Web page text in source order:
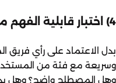
4) اختبار قابلية الفهم مع مستخدمين فعليين
بدل الاعتماد على رأي فريق
وسريعة مع فئة من
وهل المصطلح واضح؟ وهل